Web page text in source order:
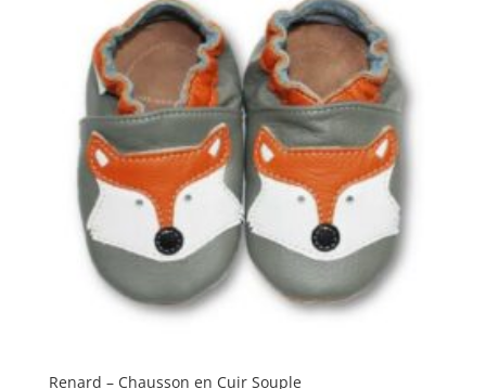
à
28.50€
Renard – Chausson en Cuir Souple